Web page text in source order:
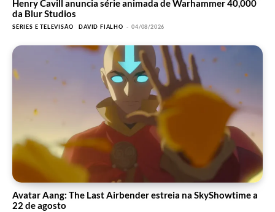
Henry Cavill anuncia série animada de Warhammer 40,000
da Blur Studios
SÉRIES E TELEVISÃO DAVID FIALHO - 04/08/2026
Avatar Aang: The Last Airbender estreia na SkyShowtime a
22 de agosto